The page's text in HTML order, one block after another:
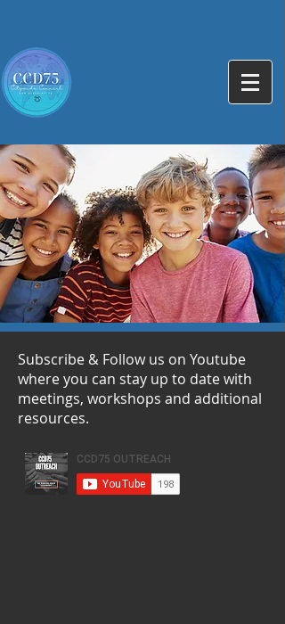
Subscribe & Follow us on Youtube
where you can stay up to date with
meetings, workshops and additional
resources.